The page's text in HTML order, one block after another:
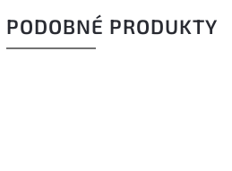
PODOBNÉ PRODUKTY